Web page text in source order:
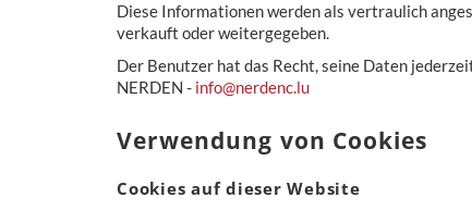
Diese Informationen werden als vertraulich
verkauft oder weitergegeben.
Der Benutzer hat das Recht, seine Daten
NERDEN - info@nerdenc.lu
Verwendung von Cookies
Cookies auf dieser Website